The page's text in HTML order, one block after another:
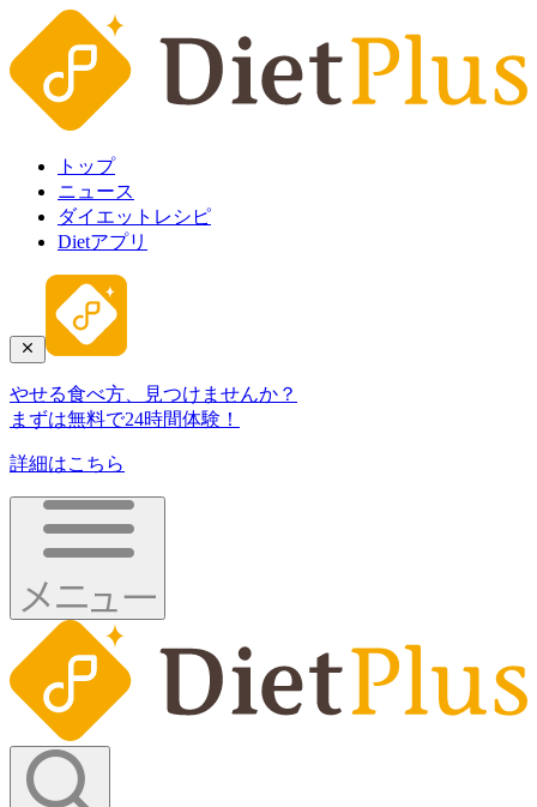
トップ
ニュース
ダイエットレシピ
Dietアプリ
やせる食べ方、見つけませんか？
まずは無料で24時間体験！
詳細はこちら